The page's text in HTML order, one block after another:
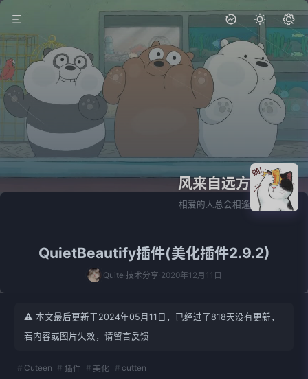
风来自远方
相爱的人总会相逢
QuietBeautify插件(美化插件2.9.2)
Quite 技术分享 2020年12月11日
⚠️ 本文最后更新于2024年05月11日，已经过了818天没有更新，
若内容或图片失效，请留言反馈
Cuteen 插件 美化 cutten